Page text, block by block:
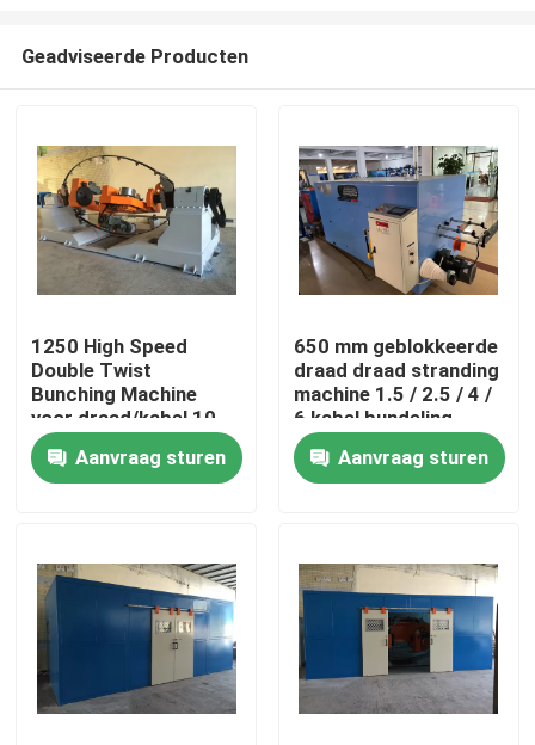
Producten
Video's
Geadviseerde Producten
1250 High Speed
Double Twist
Bunching Machine
voor draad/kabel 10
16 25 4*2.5
Aanvraag sturen
650 mm geblokkeerde
draad draad stranding
machine 1.5 / 2.5 / 4 /
6 kabel bundeling
machine
Aanvraag sturen